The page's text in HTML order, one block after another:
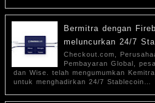
Bermitra dengan
meluncurkan 24/7
Checkout.com,
Pembayaran Global,
dan Wise. telah mengumumkan
untuk menghadirkan 24/7 Stablecoin…